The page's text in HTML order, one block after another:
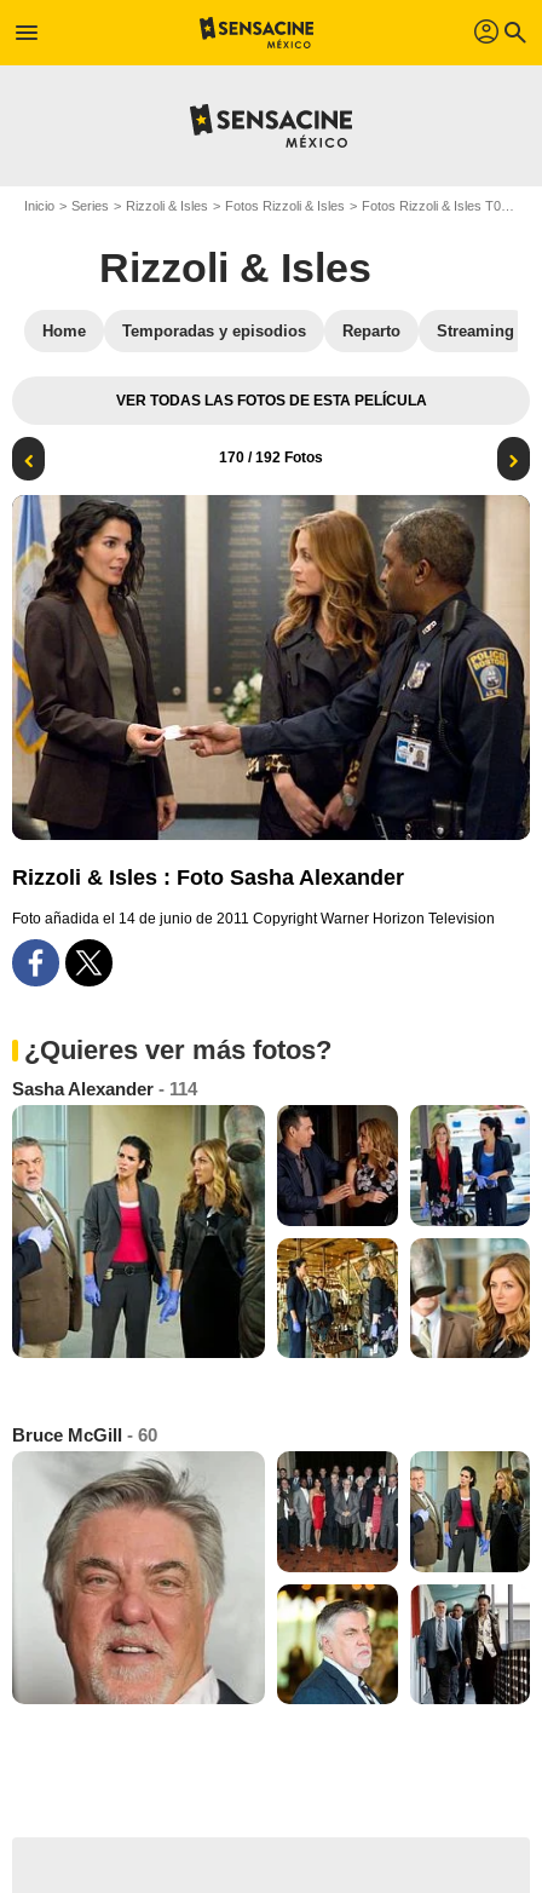
menu profil search
Inicio Series Rizzoli & Isles Fotos Rizzoli & Isles Fotos Rizzoli & Isles T01
Rizzoli & Isles
Home Temporadas y episodios Reparto Streaming
VER TODAS LAS FOTOS DE ESTA PELÍCULA
170 / 192 Fotos
Rizzoli & Isles : Foto Sasha Alexander
Foto añadida el 14 de junio de 2011 Copyright Warner Horizon Television
¿Quieres ver más fotos?
Sasha Alexander - 114
Bruce McGill - 60